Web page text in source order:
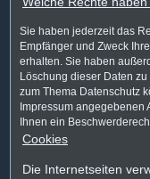
Sie haben jederzeit das
Empfänger und Zweck
erhalten. Sie haben
Löschung dieser Daten
zum Thema Datenschutz
Impressum angegebenen
Ihnen ein
Cookies
Die Internetseiten